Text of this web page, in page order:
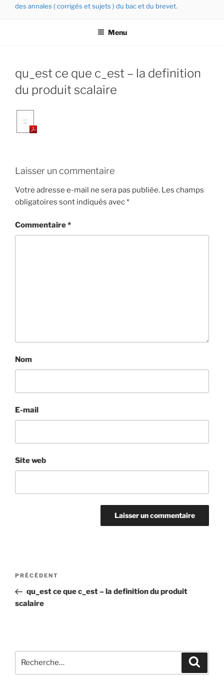
des annales ( corrigés et sujets ) du bac et du brevet.
Menu
qu_est ce que c_est – la definition
du produit scalaire
Laisser un commentaire
Votre adresse e-mail ne sera pas publiée. Les champs
obligatoires sont indiqués avec*
Commentaire*
Nom
E-mail
Site web
Navigation
l’article
Article
précédent
PRÉCÉDENT
qu_est ce que c_est – la definition du produit
scalaire
pour